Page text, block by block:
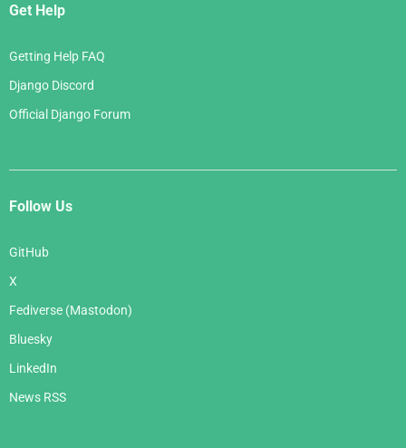
Get Help
Getting Help FAQ
Django Discord
Official Django Forum
Follow Us
GitHub
X
Fediverse (Mastodon)
Bluesky
LinkedIn
News RSS